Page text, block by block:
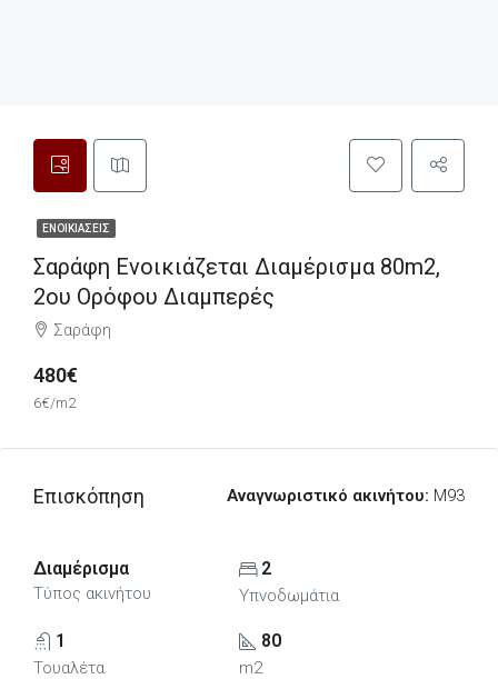
ΕΝΟΙΚΙΆΣΕΙΣ
Σαράφη Ενοικιάζεται Διαμέρισμα 80m2,
2ου Ορόφου Διαμπερές
Σαράφη
480€
6€/m2
Επισκόπηση Αναγνωριστικό ακινήτου: M93
Διαμέρισμα
Τύπος ακινήτου
2
Υπνοδωμάτια
1
Τουαλέτα
80
m2